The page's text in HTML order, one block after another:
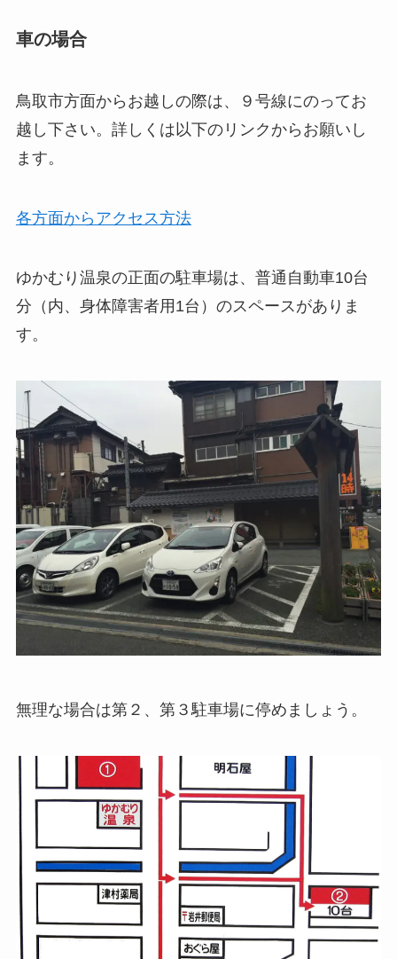
車の場合
鳥取市方面からお越しの際は、９号線にのってお
越し下さい。詳しくは以下のリンクからお願いし
ます。
各方面からアクセス方法
ゆかむり温泉の正面の駐車場は、普通自動車10台
分（内、身体障害者用1台）のスペースがありま
す。
無理な場合は第２、第３駐車場に停めましょう。